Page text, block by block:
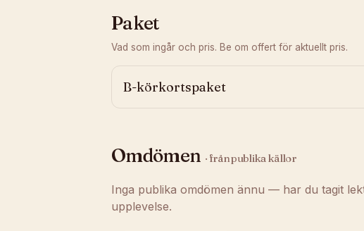
Paket
Vad som ingår och pris. Be om offert för aktuellt pris.
B-körkortspaket
Omdömen · från publika källor
Inga publika omdömen ännu — har du tagit
upplevelse.